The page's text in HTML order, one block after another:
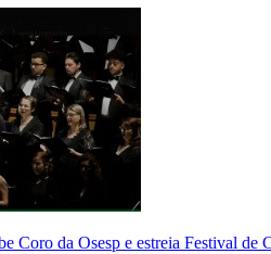
Coro da Osesp e estreia Festival de